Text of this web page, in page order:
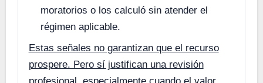
moratorios o los calculó sin atender el
régimen aplicable.
Estas señales no garantizan que el recurso
prospere. Pero sí justifican una revisión